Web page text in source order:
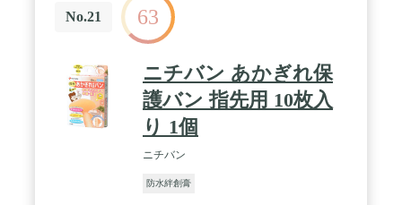
No.21 63
ニチバン あかぎれ保
護バン 指先用 10枚入
り 1個
ニチバン
防水絆創膏